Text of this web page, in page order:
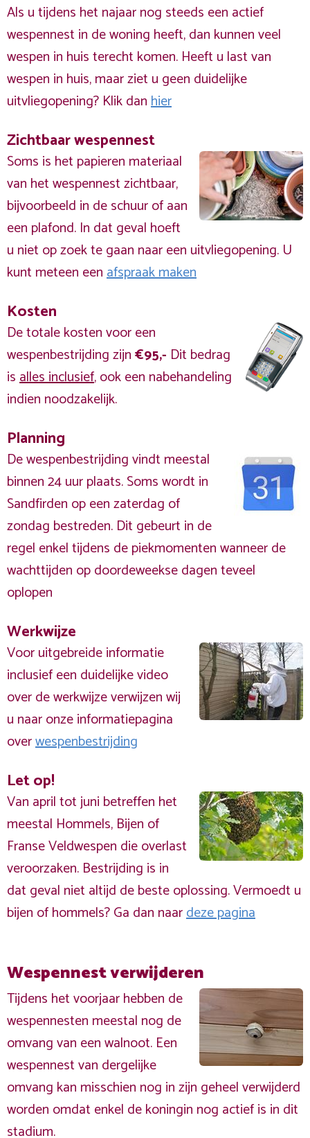
Als u tijdens het najaar nog steeds een actief
wespennest in de woning heeft, dan kunnen veel
wespen in huis terecht komen. Heeft u last van
wespen in huis, maar ziet u geen duidelijke
uitvliegopening? Klik danhier
Zichtbaar wespennest
Soms is het papieren materiaal
van het wespennest zichtbaar,
bijvoorbeeld in de schuur of aan
een plafond. In dat geval hoeft
u niet op zoek te gaan naar een uitvliegopening. U
kunt meteen eenafspraak maken
Kosten
De totale kosten voor een
wespenbestrijding zijn€95,- Dit bedrag
isalles inclusief, ook een nabehandeling
indien noodzakelijk.
Planning
De wespenbestrijding vindt meestal
binnen 24 uur plaats. Soms wordt in
Sandfirden op een zaterdag of
zondag bestreden. Dit gebeurt in de
regel enkel tijdens de piekmomenten wanneer de
wachttijden op doordeweekse dagen teveel
oplopen
Werkwijze
Voor uitgebreide informatie
inclusief een duidelijke video
over de werkwijze verwijzen wij
u naar onze informatiepagina
overwespenbestrijding
Let op!
Van april tot juni betreffen het
meestal Hommels, Bijen of
Franse Veldwespen die overlast
veroorzaken. Bestrijding is in
dat geval niet altijd de beste oplossing. Vermoedt u
bijen of hommels? Ga dan naardeze pagina
Wespennest verwijderen
Tijdens het voorjaar hebben de
wespennesten meestal nog de
omvang van een walnoot. Een
wespennest van dergelijke
omvang kan misschien nog in zijn geheel verwijderd
worden omdat enkel de koningin nog actief is in dit
stadium.